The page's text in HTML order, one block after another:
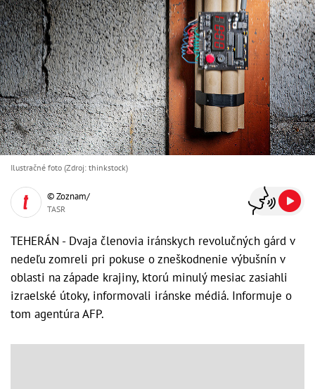
Ilustračné foto (Zdroj: thinkstock)
© Zoznam/
TASR
TEHERÁN - Dvaja členovia iránskych revolučných gárd v
nedeľu zomreli pri pokuse o zneškodnenie výbušnín v
oblasti na západe krajiny, ktorú minulý mesiac zasiahli
izraelské útoky, informovali iránske médiá. Informuje o
tom agentúra AFP.